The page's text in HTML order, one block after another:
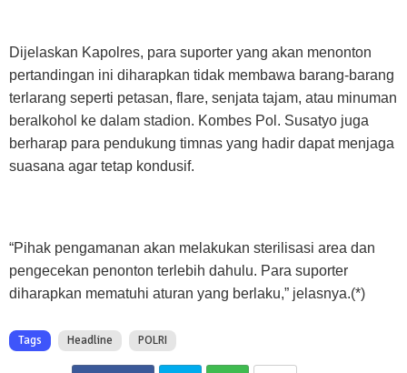
Dijelaskan Kapolres, para suporter yang akan menonton
pertandingan ini diharapkan tidak membawa barang-barang
terlarang seperti petasan, flare, senjata tajam, atau minuman
beralkohol ke dalam stadion. Kombes Pol. Susatyo juga
berharap para pendukung timnas yang hadir dapat menjaga
suasana agar tetap kondusif.
“Pihak pengamanan akan melakukan sterilisasi area dan
pengecekan penonton terlebih dahulu. Para suporter
diharapkan mematuhi aturan yang berlaku,” jelasnya.(*)
Tags Headline POLRI